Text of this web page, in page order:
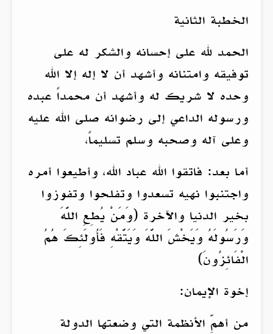
الخطبة الثانية
الحمد لله على إحسانه والشكر له على
توفيقه وامتنانه وأشهد أن لا إله إلا الله
وحده لا شريك له وأشهد أن محمداً عبده
ورسوله الداعي إلى رضوانه صلى الله عليه
وعلى آله وصحبه وسلم تسليماً،
أما بعد: فاتقوا الله عباد الله، وأطيعوا أمره
واجتنبوا نهيه تسعدوا وتفلحوا وتفوزوا
بخير الدنيا والآخرة (وَمَنْ يُطِعِ اللَّهَ
وَرَسُولَهُ وَيَخْشَ اللَّهَ وَيَتَّقْهِ فَأُولَئِكَ هُمُ
الْفَائِزُونَ)
إخوة الإيمان:
من أهمِّ الأنظمة التي وضعتها الدولة